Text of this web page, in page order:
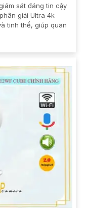
sát đáng tin cậy
giải Ultra 4k
tinh thể, giúp quan